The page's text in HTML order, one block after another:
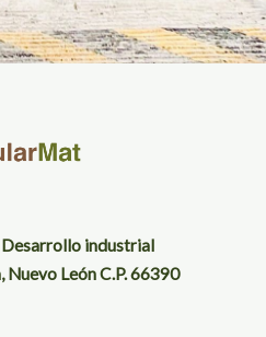
Desarrollo industrial
León C.P. 66390